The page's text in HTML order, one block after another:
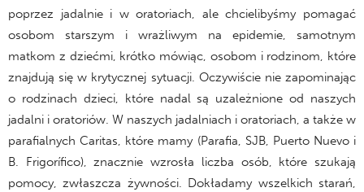
poprzez jadalnie i w oratoriach, ale chcielibyśmy pomagać
osobom starszym i wrażliwym na epidemie, samotnym
matkom z dziećmi, krótko mówiąc, osobom i rodzinom, które
znajdują się w krytycznej sytuacji. Oczywiście nie zapominając
o rodzinach dzieci, które nadal są uzależnione od naszych
jadalni i oratoriów. W naszych jadalniach i oratoriach, a także w
parafialnych Caritas, które mamy (Parafia, SJB, Puerto Nuevo i
B. Frigorífico), znacznie wzrosła liczba osób, które szukają
pomocy, zwłaszcza żywności. Dokładamy wszelkich starań,